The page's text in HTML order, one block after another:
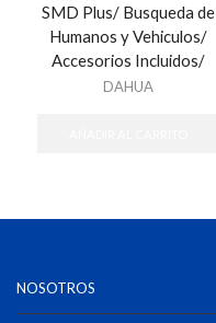
SMD Plus/ Busqueda de
Humanos y Vehiculos/
Accesorios Incluidos/
DAHUA
NOSOTROS